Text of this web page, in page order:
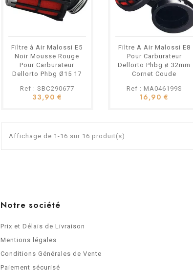
Filtre à Air Malossi E5
Noir Mousse Rouge
Pour Carburateur
Dellorto Phbg Ø15 17
Ref : SBC290677
33,90 €
Filtre A Air Malossi E8
Pour Carburateur
Dellorto Phbg ø 32mm
Cornet Coude
Ref : MA046199S
16,90 €
Affichage de 1-16 sur 16 produit(s)
Notre société
Prix et Délais de Livraison
Mentions légales
Conditions Générales de Vente
Paiement sécurisé